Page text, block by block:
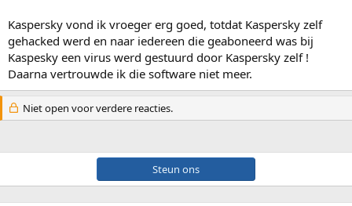
Kaspersky vond ik vroeger erg goed, totdat Kaspersky zelf
gehacked werd en naar iedereen die geaboneerd was bij
Kaspesky een virus werd gestuurd door Kaspersky zelf !
Daarna vertrouwde ik die software niet meer.
Niet open voor verdere reacties.
Steun ons